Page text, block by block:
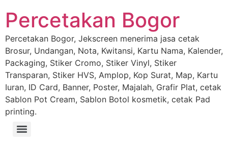
Percetakan Bogor
Percetakan Bogor, Jekscreen menerima jasa cetak
Brosur, Undangan, Nota, Kwitansi, Kartu Nama, Kalender,
Packaging, Stiker Cromo, Stiker Vinyl, Stiker
Transparan, Stiker HVS, Amplop, Kop Surat, Map, Kartu
Iuran, ID Card, Banner, Poster, Majalah, Grafir Plat, cetak
Sablon Pot Cream, Sablon Botol kosmetik, cetak Pad
printing.